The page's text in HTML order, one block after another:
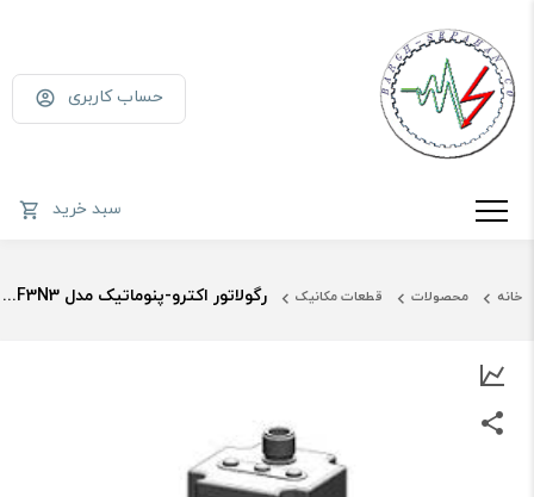
حساب کاربری
سبد خرید
خانه محصولات قطعات مکانیک رگولاتور اکترو-پنوماتیک مدل ITV203131F3N3 اس ام سی